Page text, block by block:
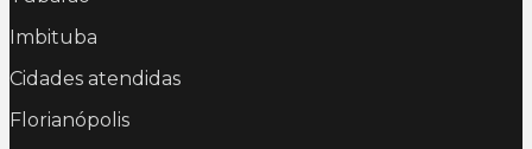
Imbituba
Cidades atendidas
Florianópolis